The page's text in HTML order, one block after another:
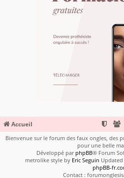
Accueil
Bienvenue sur le forum des faux ongles, des
pour une belle
Développé par phpBB® Forum
metrolike style by Eric Seguin
phpBB-
Contact :